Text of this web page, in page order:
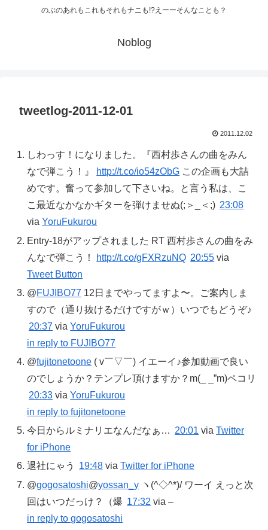
のぶのあれもこれもそれもナニも!?えーーそんなことも？
Noblog
tweetlog-2011-12-01
2011.12.02
しわっす！になりました。『西村歩さんの曲をみん
なで弾こう！』
http://t.co/io54zObG この企画も大詰
めです。奮って参加して下さいね。と言う私は、こ
こ最近なかなかギターを弾けませぬ(;＞_＜;) 23:08
viaYoruFukurou
Entry-18がアップされました RT 西村歩さんの曲をみ
んなで弾こう！
http://t.co/gFXRzuNQ 20:55 via
Tweet Button
@FUJIBO77 12日までやってますよ〜。ご案内しま
すので（通り抜けるだけですがｗ）いつでもどうぞ♪
20:37 viaYoruFukurou
in reply to FUJIBO77
@fujitonetoone ( v￣▽￣) イエーイ♪参加動画で良い
のでしょうか？テンプレ頂けますか？m(_ _”m)ペコリ
20:33 viaYoruFukurou
in reply to fujitonetoone
今日からルミナリエなんだなぁ… 20:01 viaTwitter
for iPhone
退社にゃう
19:48 viaTwitter for iPhone
@gogosatoshi@yossan_y ヽ(^◇^*)/ ワーイ えっと次
回はいつだっけ？（爆 17:32 via –
in reply to gogosatoshi